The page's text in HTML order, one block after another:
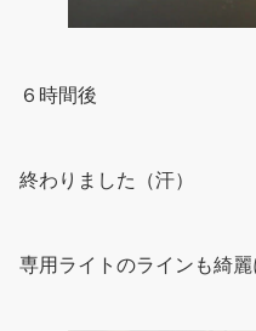
６時間後
終わりました（汗）
専用ライトのラインも綺麗